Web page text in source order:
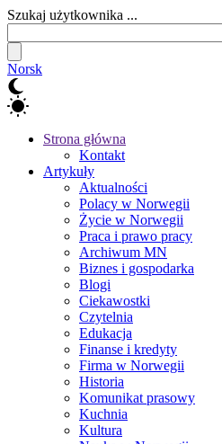
Szukaj użytkownika ...
Norsk
Strona główna
Kontakt
Artykuły
Aktualności
Polacy w Norwegii
Życie w Norwegii
Praca i prawo pracy
Archiwum MN
Biznes i gospodarka
Blogi
Ciekawostki
Czytelnia
Edukacja
Finanse i kredyty
Firma w Norwegii
Historia
Komunikat prasowy
Kuchnia
Kultura